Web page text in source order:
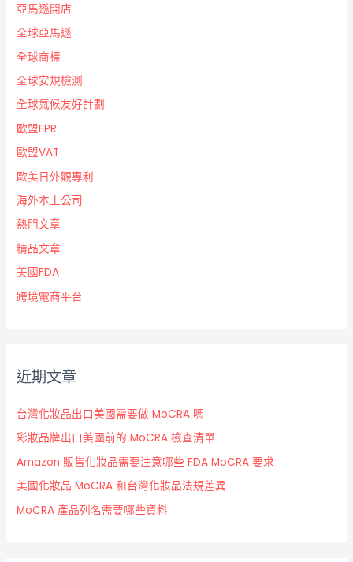
亞馬遜開店
全球亞馬遜
全球商標
全球安規檢測
全球氣候友好計劃
歐盟EPR
歐盟VAT
歐美日外觀專利
海外本土公司
熱門文章
精品文章
美國FDA
跨境電商平台
近期文章
台灣化妝品出口美國需要做 MoCRA 嗎
彩妝品牌出口美國前的 MoCRA 檢查清單
Amazon 販售化妝品需要注意哪些 FDA MoCRA 要求
美國化妝品 MoCRA 和台灣化妝品法規差異
MoCRA 產品列名需要哪些資料